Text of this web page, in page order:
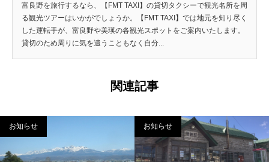
富良野を旅行するなら、【FMT TAXI】の貸切タクシーで観光名所を周
る観光ツアーはいかがでしょうか。【FMT TAXI】では地元を知り尽く
した運転手が、富良野や美瑛の各観光スポットをご案内いたします。
貸切のため周りに気を遣うこともなく自分...
関連記事
お知らせ お知らせ